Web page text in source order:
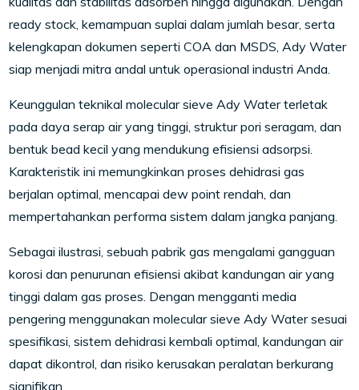
ready stock, kemampuan suplai dalam jumlah besar, serta
kelengkapan dokumen seperti COA dan MSDS, Ady Water
siap menjadi mitra andal untuk operasional industri Anda.
Keunggulan teknikal molecular sieve Ady Water terletak
pada daya serap air yang tinggi, struktur pori seragam, dan
bentuk bead kecil yang mendukung efisiensi adsorpsi.
Karakteristik ini memungkinkan proses dehidrasi gas
berjalan optimal, mencapai dew point rendah, dan
mempertahankan performa sistem dalam jangka panjang.
Sebagai ilustrasi, sebuah pabrik gas mengalami gangguan
korosi dan penurunan efisiensi akibat kandungan air yang
tinggi dalam gas proses. Dengan mengganti media
pengering menggunakan molecular sieve Ady Water sesuai
spesifikasi, sistem dehidrasi kembali optimal, kandungan air
dapat dikontrol, dan risiko kerusakan peralatan berkurang
signifikan.